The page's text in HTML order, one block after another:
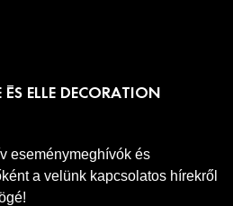
ÉS ELLE DECORATION
eseménymeghívók és
a velünk kapcsolatos hírekről